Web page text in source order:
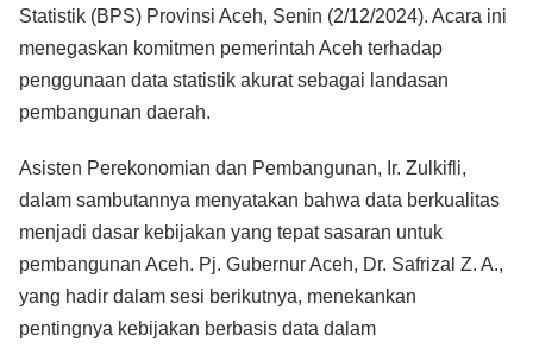
Statistik (BPS) Provinsi Aceh, Senin (2/12/2024). Acara ini
menegaskan komitmen pemerintah Aceh terhadap
penggunaan data statistik akurat sebagai landasan
pembangunan daerah.
Asisten Perekonomian dan Pembangunan, Ir. Zulkifli,
dalam sambutannya menyatakan bahwa data berkualitas
menjadi dasar kebijakan yang tepat sasaran untuk
pembangunan Aceh. Pj. Gubernur Aceh, Dr. Safrizal Z. A.,
yang hadir dalam sesi berikutnya, menekankan
pentingnya kebijakan berbasis data dalam